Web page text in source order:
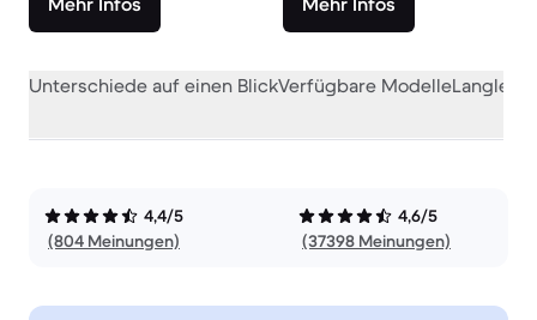
Unterschiede auf einen BlickVerfügbare Modelle
4,4/5
(804 Meinungen)
4,6/5
(37398 Meinungen)